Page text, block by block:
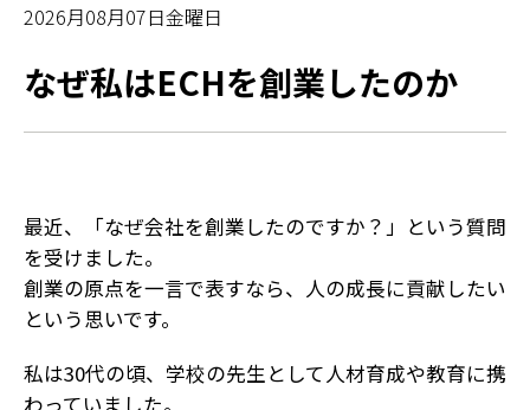
2026月08月07日金曜日
なぜ私はECHを創業したのか
最近、「なぜ会社を創業したのですか？」という質問
を受けました。
創業の原点を一言で表すなら、人の成長に貢献したい
という思いです。
私は30代の頃、学校の先生として人材育成や教育に携
わっていました。